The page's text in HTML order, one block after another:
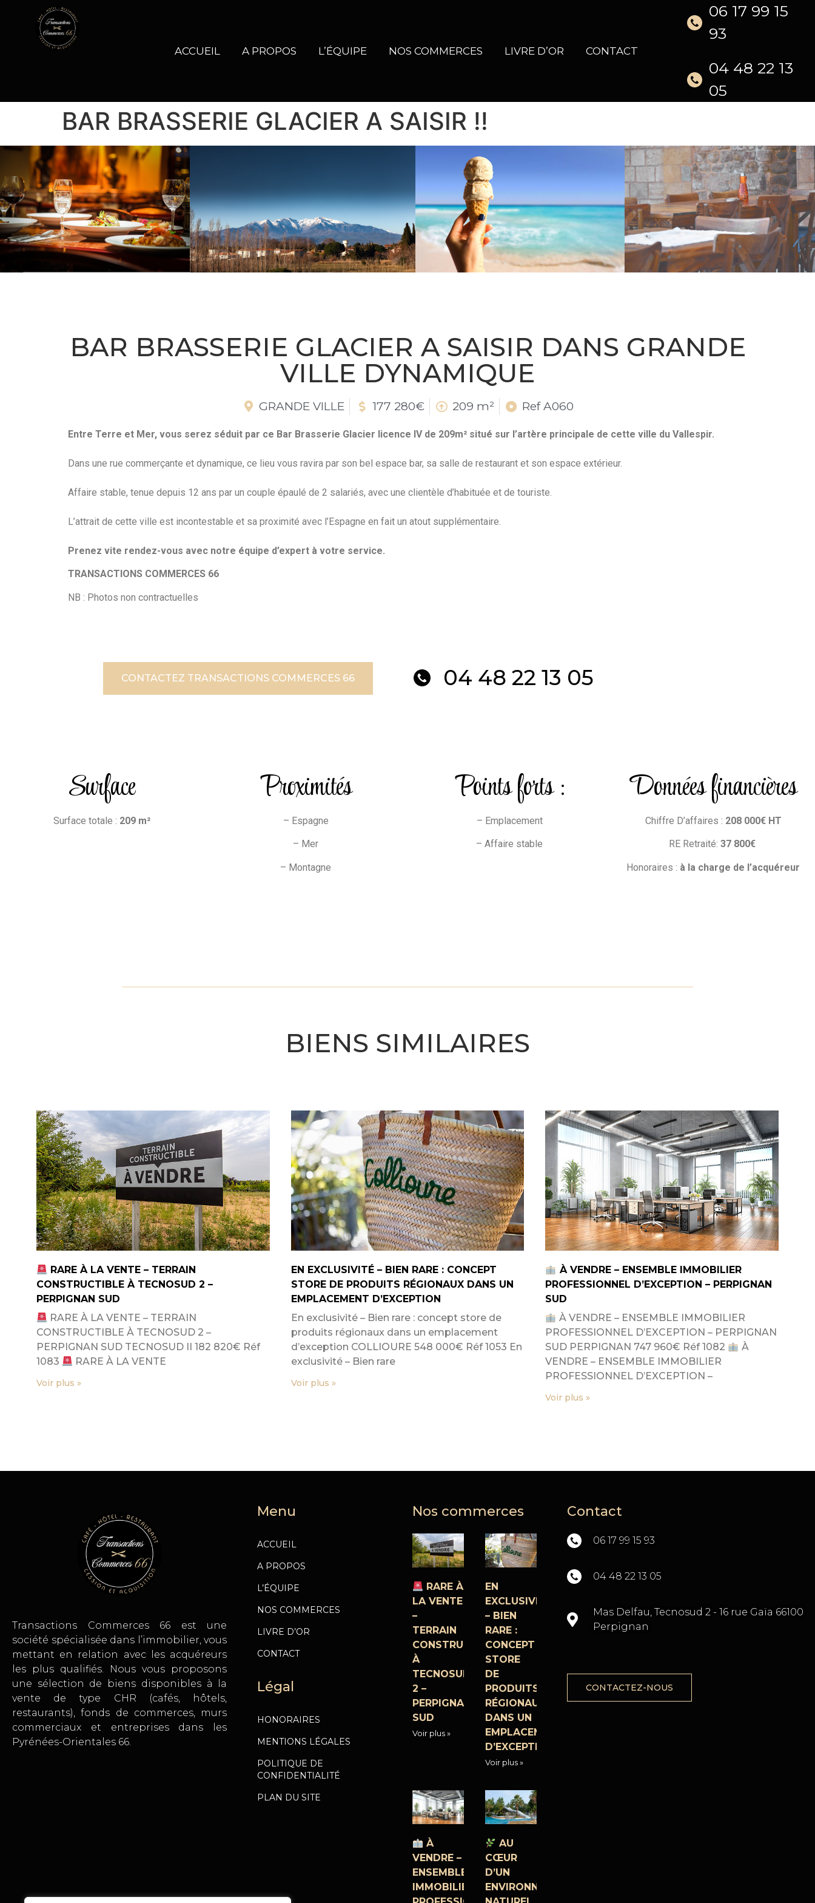
ACCUEIL A PROPOS L’ÉQUIPE NOS COMMERCES LIVRE D’OR CONTACT
06 17 99 15
93
04 48 22 13
05
BAR BRASSERIE GLACIER A SAISIR !!
BAR BRASSERIE GLACIER A SAISIR DANS GRANDE
VILLE DYNAMIQUE
GRANDE VILLE 177 280€ 209 m² Ref A060
Entre Terre et Mer, vous serez séduit par ce Bar Brasserie Glacier licence IV de 209m² situé sur l’artère principale de cette ville du Vallespir.
Dans une rue commerçante et dynamique, ce lieu vous ravira par son bel espace bar, sa salle de restaurant et son espace extérieur.
Affaire stable, tenue depuis 12 ans par un couple épaulé de 2 salariés, avec une clientèle d’habituée et de touriste.
L’attrait de cette ville est incontestable et sa proximité avec l’Espagne en fait un atout supplémentaire.
Prenez vite rendez-vous avec notre équipe d’expert à votre service.
TRANSACTIONS COMMERCES 66
NB : Photos non contractuelles
CONTACTEZ TRANSACTIONS COMMERCES 66 04 48 22 13 05
Surface
Surface totale : 209 m²
Proximités
– Espagne
– Mer
– Montagne
Points forts :
– Emplacement
– Affaire stable
Données financières
Chiffre D’affaires : 208 000€HT
RE Retraité: 37800€
Honoraires : à la charge de l’acquéreur
BIENS SIMILAIRES
RARE À LA VENTE – TERRAIN
CONSTRUCTIBLE À TECNOSUD 2 –
PERPIGNAN SUD
RARE À LA VENTE – TERRAIN
CONSTRUCTIBLE À TECNOSUD 2 –
PERPIGNAN SUD TECNOSUD II 182 820€ Réf
1083
RARE À LA VENTE
Voir plus »
EN EXCLUSIVITÉ – BIEN RARE : CONCEPT
STORE DE PRODUITS RÉGIONAUX DANS UN
EMPLACEMENT D’EXCEPTION
En exclusivité – Bien rare : concept store de
produits régionaux dans un emplacement
d’exception COLLIOURE 548 000€ Réf 1053 En
exclusivité – Bien rare
Voir plus »
À VENDRE – ENSEMBLE IMMOBILIER
PROFESSIONNEL D’EXCEPTION – PERPIGNAN
SUD
À VENDRE – ENSEMBLE IMMOBILIER
PROFESSIONNEL D’EXCEPTION – PERPIGNAN
SUD PERPIGNAN 747 960€ Réf 1082
À
VENDRE – ENSEMBLE IMMOBILIER
PROFESSIONNEL D’EXCEPTION –
Voir plus »
Transactions Commerces 66 est une
société spécialisée dans l’immobilier, vous
mettant en relation avec les acquéreurs
les plus qualifiés. Nous vous proposons
une sélection de biens disponibles à la
vente de type CHR (cafés, hôtels,
restaurants), fonds de commerces, murs
commerciaux et entreprises dans les
Pyrénées-Orientales 66.
Menu
ACCUEIL
A PROPOS
L’ÉQUIPE
NOS COMMERCES
LIVRE D’OR
CONTACT
Légal
HONORAIRES
MENTIONS LÉGALES
POLITIQUE DE
CONFIDENTIALITÉ
PLAN DU SITE
Nos commerces
RARE À
LA VENTE
–
TERRAIN
CONSTRUCTIBLE
À
TECNOSUD
2 –
PERPIGNAN
SUD
Voir plus »
EN
EXCLUSIVITÉ
– BIEN
RARE :
CONCEPT
STORE
DE
PRODUITS
RÉGIONAUX
DANS UN
EMPLACEMENT
D’EXCEPTION
Voir plus »
À
VENDRE –
ENSEMBLE
IMMOBILIER
AU
CŒUR
D’UN
ENVIRONNEMENT
Contact
06 17 99 15 93
04 48 22 13 05
Mas Delfau, Tecnosud 2 - 16 rue Gaïa 66100
Perpignan
CONTACTEZ-NOUS